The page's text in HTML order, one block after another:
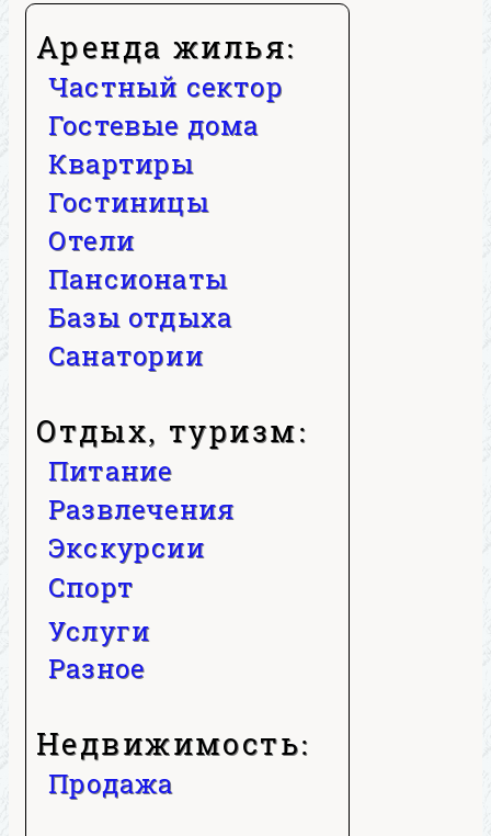
Аренда жилья:
Частный сектор
Гостевые дома
Квартиры
Гостиницы
Отели
Пансионаты
Базы отдыха
Санатории
Отдых, туризм:
Питание
Развлечения
Экскурсии
Спорт
Услуги
Разное
Недвижимость:
Продажа